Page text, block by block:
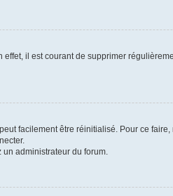
il est courant de supprimer
facilement être réinitialisé. Pour ce
administrateur du forum.